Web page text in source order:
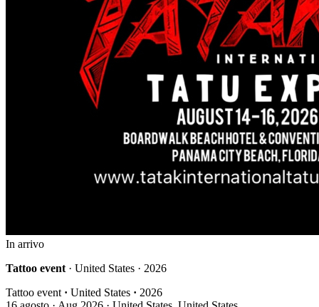
In arrivo
Tattoo event · United States · 2026
Tattoo event · United States · 2026